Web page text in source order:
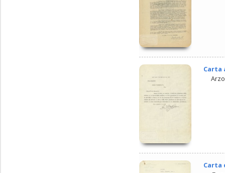
Carta
Carta